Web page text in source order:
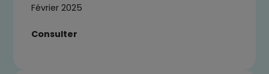
Février 2025
Consulter